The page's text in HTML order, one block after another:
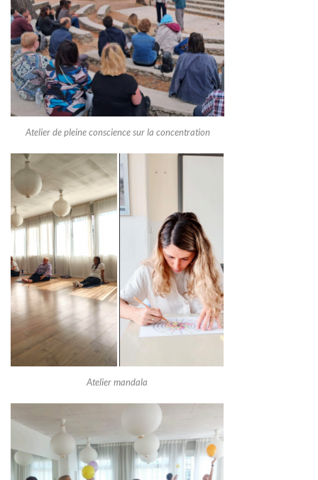
Atelier de pleine conscience sur la concentration
Atelier mandala